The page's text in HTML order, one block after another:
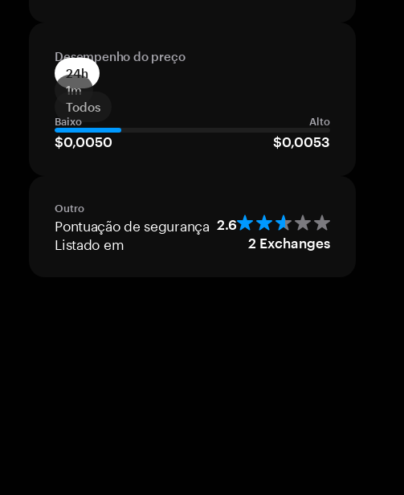
Desempenho do preço
24h
1m
Todos
Baixo Alto
$0,0050 $0,0053
Outro
Pontuação de segurança 2.6
Listado em 2 Exchanges